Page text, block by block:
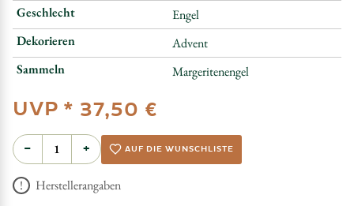
Geschlecht
Engel
Dekorieren
Advent
Sammeln
Margeritenengel
UVP * 37,50 €
− + AUF DIE WUNSCHLISTE
Herstellerangaben